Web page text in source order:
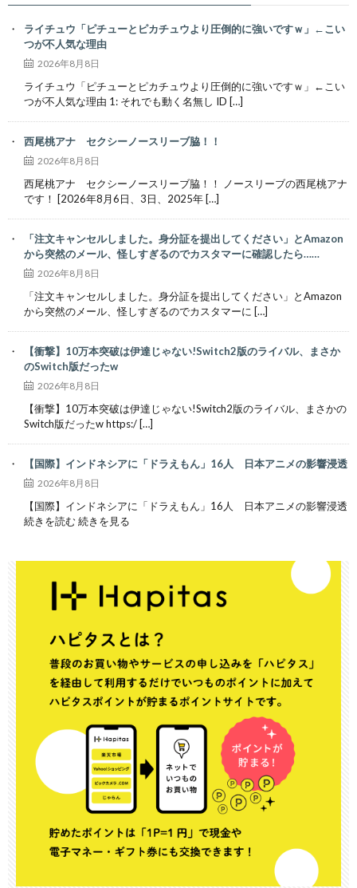
ライチュウ「ピチューとピカチュウより圧倒的に強いですｗ」←こい
つが不人気な理由
2026年8月8日
ライチュウ「ピチューとピカチュウより圧倒的に強いですｗ」←こい
つが不人気な理由 1: それでも動く名無し ID […]
西尾桃アナ セクシーノースリーブ脇！！
2026年8月8日
西尾桃アナ セクシーノースリーブ脇！！ ノースリーブの西尾桃アナ
です！ [2026年8月6日、3日、2025年 […]
「注文キャンセルしました。身分証を提出してください」とAmazon
から突然のメール、怪しすぎるのでカスタマーに確認したら……
2026年8月8日
「注文キャンセルしました。身分証を提出してください」とAmazon
から突然のメール、怪しすぎるのでカスタマーに […]
【衝撃】10万本突破は伊達じゃない!Switch2版のライバル、まさか
のSwitch版だったw
2026年8月8日
【衝撃】10万本突破は伊達じゃない!Switch2版のライバル、まさかの
Switch版だったw https:/ […]
【国際】インドネシアに「ドラえもん」16人 日本アニメの影響浸透
2026年8月8日
【国際】インドネシアに「ドラえもん」16人 日本アニメの影響浸透
続きを読む 続きを見る